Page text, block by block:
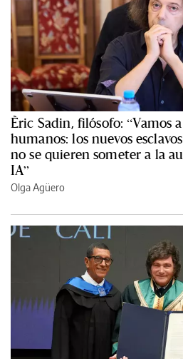
Èric Sadin, filósofo: “Vamos
humanos: los nuevos
no se quieren someter a la
IA”
Olga Agüero